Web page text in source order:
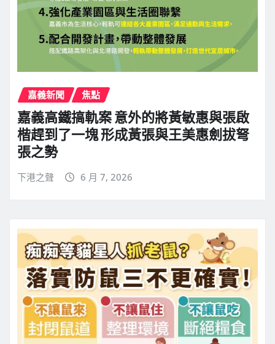
嘉義新聞 焦點
嘉義高鐵搞軌案 意外的將黃敏惠與張啟
楷趕到了一塊 形成黃張與王美惠劍拔弩
張之勢
下港之聲 6 月 7, 2026